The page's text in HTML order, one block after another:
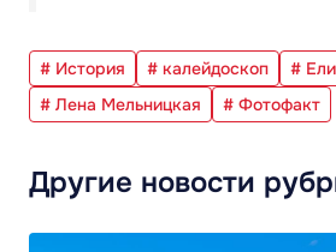
# История # калейдоскоп
#
# Лена Мельницкая
# Фотофакт
Другие новости